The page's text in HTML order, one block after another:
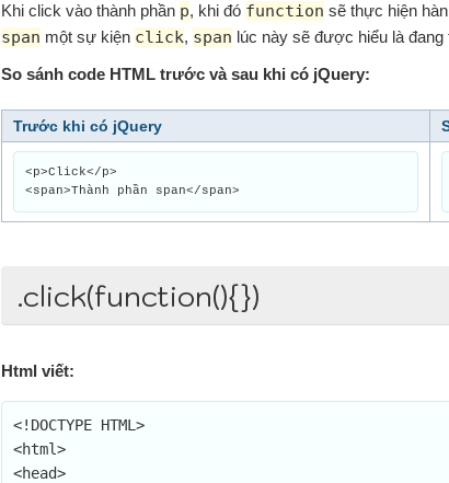
Khi click vào thành phần p, khi đó function sẽ thực hiện
span một sự kiện click, span lúc này sẽ được hiểu là
So sánh code HTML trước và sau khi có jQuery:
Trước khi có jQuery
<p>Click</p>
<span>Thành phần span</span>
.click(function(){})
Html viết:
<!DOCTYPE HTML>
<html>
<head>